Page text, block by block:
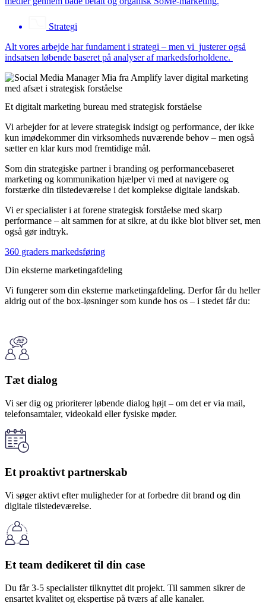
Strategi
Alt vores arbejde har fundament i strategi – men vi justerer også
indsatsen løbende baseret på analyser af markedsforholdene.
Et digitalt marketing bureau med strategisk forståelse
Vi arbejder for at levere strategisk indsigt og performance, der ikke
kun imødekommer din virksomheds nuværende behov – men også
sætter en klar kurs mod fremtidige mål.
Som din strategiske partner i branding og performancebaseret
marketing og kommunikation hjælper vi med at navigere og
forstærke din tilstedeværelse i det komplekse digitale landskab.
Vi er specialister i at forene strategisk forståelse med skarp
performance – alt sammen for at sikre, at du ikke blot bliver set, men
også gør indtryk.
360 graders markedsføring
Din eksterne marketingafdeling
Vi fungerer som din eksterne marketingafdeling. Derfor får du heller
aldrig out of the box-løsninger som kunde hos os – i stedet får du:
Tæt dialog
Vi ser dig og prioriterer løbende dialog højt – om det er via mail,
telefonsamtaler, videokald eller fysiske møder.
Et proaktivt partnerskab
Vi søger aktivt efter muligheder for at forbedre dit brand og din
digitale tilstedeværelse.​
Et team dedikeret til din case
Du får 3-5 specialister tilknyttet dit projekt. Til sammen sikrer de
ensartet kvalitet og ekspertise på tværs af alle kanaler.